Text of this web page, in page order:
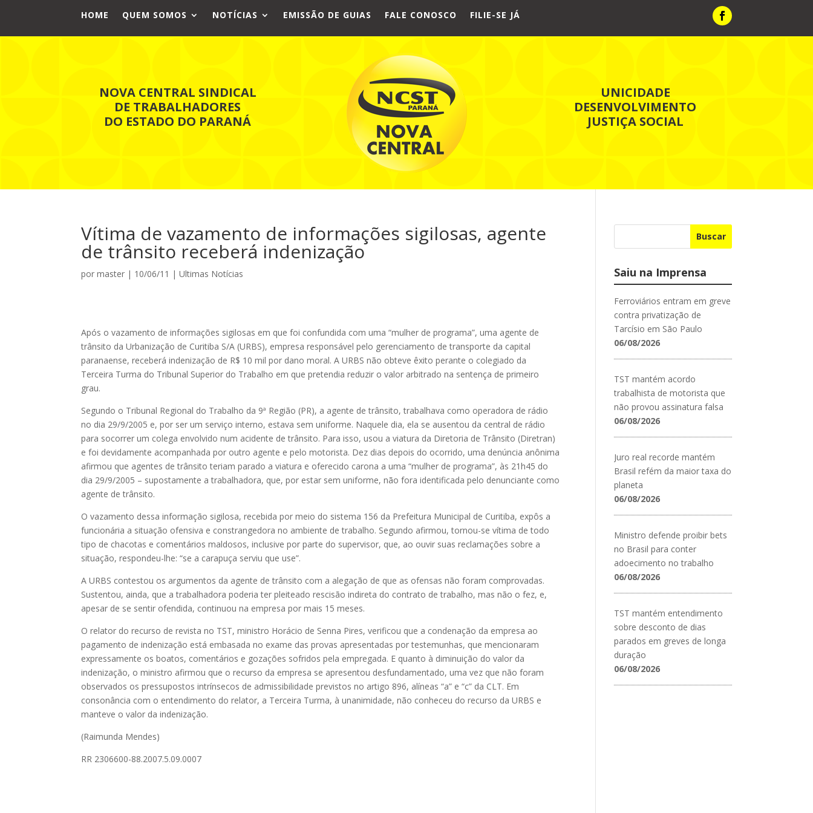
HOME QUEM SOMOS NOTÍCIAS EMISSÃO DE GUIAS FALE CONOSCO FILIE-SE JÁ
NOVA CENTRAL SINDICAL
DE TRABALHADORES
DO ESTADO DO PARANÁ
UNICIDADE
DESENVOLVIMENTO
JUSTIÇA SOCIAL
Vítima de vazamento de informações sigilosas, agente
de trânsito receberá indenização
pormaster | 10/06/11 |Ultimas Notícias
Após o vazamento de informações sigilosas em que foi confundida com uma “mulher de programa”, uma agente de
trânsito da Urbanização de Curitiba S/A (URBS), empresa responsável pelo gerenciamento de transporte da capital
paranaense, receberá indenização de R$ 10 mil por dano moral. A URBS não obteve êxito perante o colegiado da
Terceira Turma do Tribunal Superior do Trabalho em que pretendia reduzir o valor arbitrado na sentença de primeiro
grau.
Segundo o Tribunal Regional do Trabalho da 9ª Região (PR), a agente de trânsito, trabalhava como operadora de rádio
no dia 29/9/2005 e, por ser um serviço interno, estava sem uniforme. Naquele dia, ela se ausentou da central de rádio
para socorrer um colega envolvido num acidente de trânsito. Para isso, usou a viatura da Diretoria de Trânsito (Diretran)
e foi devidamente acompanhada por outro agente e pelo motorista. Dez dias depois do ocorrido, uma denúncia anônima
afirmou que agentes de trânsito teriam parado a viatura e oferecido carona a uma “mulher de programa”, às 21h45 do
dia 29/9/2005 – supostamente a trabalhadora, que, por estar sem uniforme, não fora identificada pelo denunciante como
agente de trânsito.
O vazamento dessa informação sigilosa, recebida por meio do sistema 156 da Prefeitura Municipal de Curitiba, expôs a
funcionária a situação ofensiva e constrangedora no ambiente de trabalho. Segundo afirmou, tornou-se vítima de todo
tipo de chacotas e comentários maldosos, inclusive por parte do supervisor, que, ao ouvir suas reclamações sobre a
situação, respondeu-lhe: “se a carapuça serviu que use”.
A URBS contestou os argumentos da agente de trânsito com a alegação de que as ofensas não foram comprovadas.
Sustentou, ainda, que a trabalhadora poderia ter pleiteado rescisão indireta do contrato de trabalho, mas não o fez, e,
apesar de se sentir ofendida, continuou na empresa por mais 15 meses.
O relator do recurso de revista no TST, ministro Horácio de Senna Pires, verificou que a condenação da empresa ao
pagamento de indenização está embasada no exame das provas apresentadas por testemunhas, que mencionaram
expressamente os boatos, comentários e gozações sofridos pela empregada. E quanto à diminuição do valor da
indenização, o ministro afirmou que o recurso da empresa se apresentou desfundamentado, uma vez que não foram
observados os pressupostos intrínsecos de admissibilidade previstos no artigo 896, alíneas “a” e “c” da CLT. Em
consonância com o entendimento do relator, a Terceira Turma, à unanimidade, não conheceu do recurso da URBS e
manteve o valor da indenização.
(Raimunda Mendes)
RR 2306600-88.2007.5.09.0007
Buscar
Saiu na Imprensa
Ferroviários entram em greve
contra privatização de
Tarcísio em São Paulo
06/08/2026
TST mantém acordo
trabalhista de motorista que
não provou assinatura falsa
06/08/2026
Juro real recorde mantém
Brasil refém da maior taxa do
planeta
06/08/2026
Ministro defende proibir bets
no Brasil para conter
adoecimento no trabalho
06/08/2026
TST mantém entendimento
sobre desconto de dias
parados em greves de longa
duração
06/08/2026